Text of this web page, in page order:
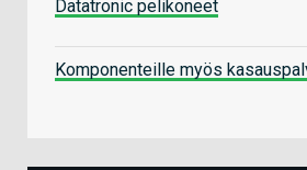
Datatronic pelikoneet
Komponenteille myös